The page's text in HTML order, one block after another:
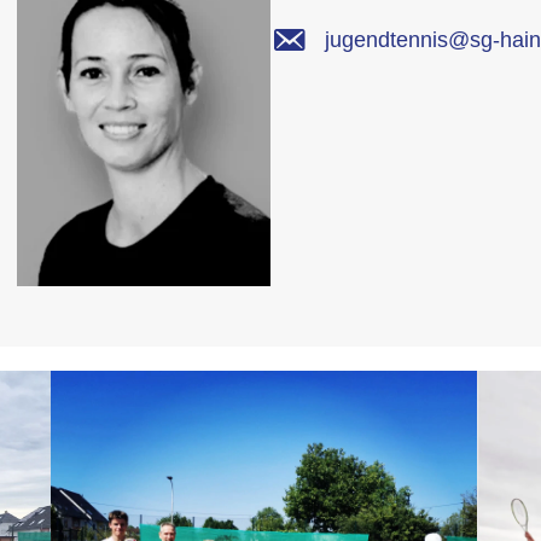
jugendtennis@sg-